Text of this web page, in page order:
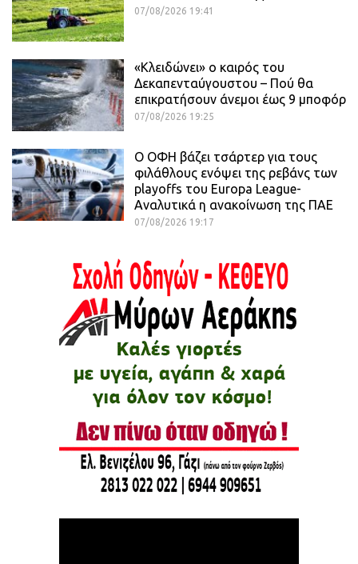
07/08/2026 19:41
«Κλειδώνει» ο καιρός του
Δεκαπενταύγουστου – Πού θα
επικρατήσουν άνεμοι έως 9 μποφόρ
07/08/2026 19:25
Ο ΟΦΗ βάζει τσάρτερ για τους
φιλάθλους ενόψει της ρεβάνς των
playoffs του Europa League-
Αναλυτικά η ανακοίνωση της ΠΑΕ
07/08/2026 19:17